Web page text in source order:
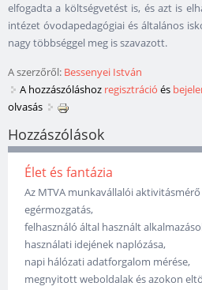
elfogadta a költségvetést is, és azt is
intézet óvodapedagógiai és általános
nagy többséggel meg is szavazott.
A szerzőről: Bessenyei István
A hozzászóláshoz regisztráció és
olvasás
Hozzászólások
Élet és fantázia
Az MTVA munkavállalói
egérmozgatás,
felhasználó által használt
használati idejének naplózása,
napi hálózati adatforgalom mérése,
megnyitott weboldalak és azokon